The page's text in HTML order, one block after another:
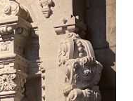
em Viana do
Viana do Castelo